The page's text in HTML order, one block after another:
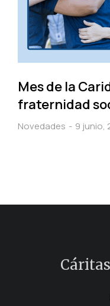
Mes de la
fraternidad
Novedades 9 junio,